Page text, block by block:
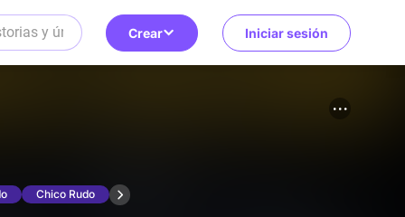
Crear Iniciar sesión
Chico Rudo